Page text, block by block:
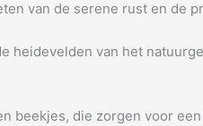
van de serene rust en de
heidevelden van het
beekjes, die zorgen voor